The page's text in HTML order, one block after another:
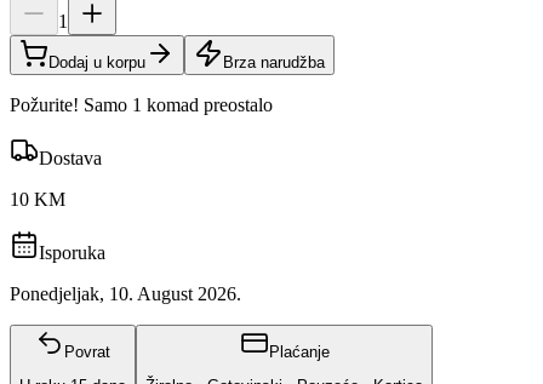
1
Dodaj u korpu Brza narudžba
Požurite! Samo 1 komad preostalo
Dostava
10 KM
Isporuka
Ponedjeljak, 10. August 2026.
Povrat
Plaćanje